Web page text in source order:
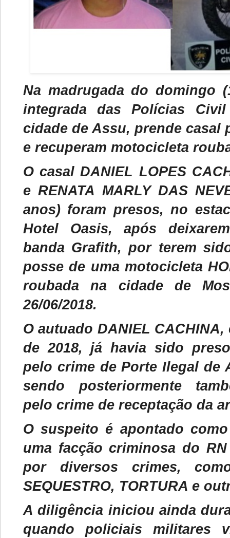
Na madrugada do domingo
integrada das Polícias
cidade de Assu, prende casal
e recuperam motocicleta
O casal DANIEL LOPES
e RENATA MARLY DAS
anos) foram presos, no
Hotel Oasis, após
banda Grafith, por terem
posse de uma motocicleta
roubada na cidade de
26/06/2018.
O autuado DANIEL CACHINA,
de 2018, já havia sido
pelo crime de Porte Ilegal de
sendo posteriormente
pelo crime de receptação da
O suspeito é apontado
uma facção criminosa do
por diversos crimes, como
SEQUESTRO, TORTURA e
A diligência iniciou ainda
quando policiais militares